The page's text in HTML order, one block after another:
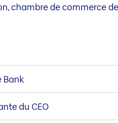
chambre de commerce
Bank
du CEO